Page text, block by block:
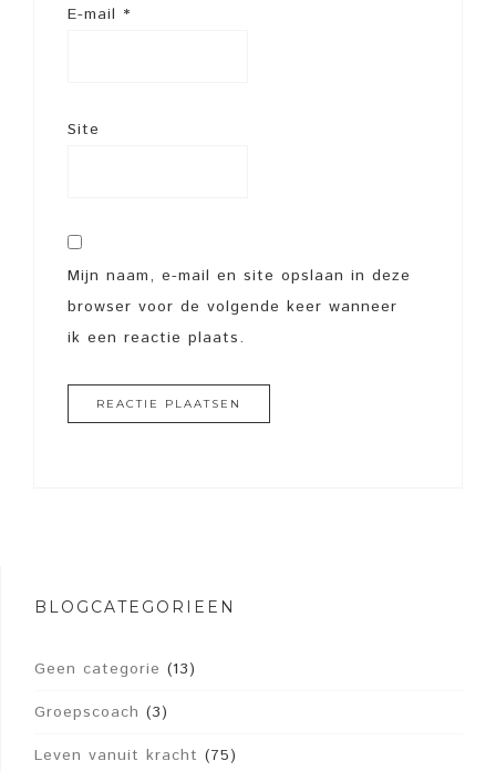
E-mail *
Site
Mijn naam, e-mail en site opslaan in deze
browser voor de volgende keer wanneer
ik een reactie plaats.
BLOGCATEGORIEËN
Geen categorie (13)
Groepscoach (3)
Leven vanuit kracht (75)